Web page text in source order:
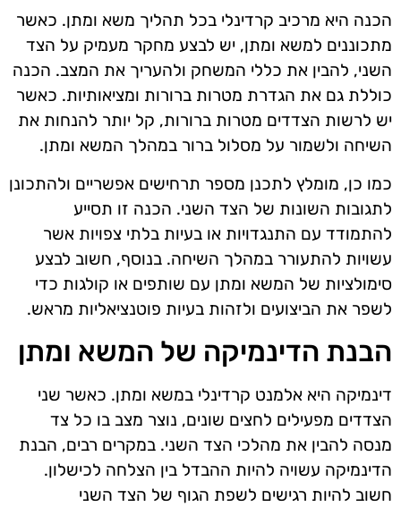
הכנה היא מרכיב קרדינלי בכל תהליך משא ומתן. כאשר
מתכוננים למשא ומתן, יש לבצע מחקר מעמיק על הצד
השני, להבין את כללי המשחק ולהעריך את המצב. הכנה
כוללת גם את הגדרת מטרות ברורות ומציאותיות. כאשר
יש לרשות הצדדים מטרות ברורות, קל יותר להנחות את
השיחה ולשמור על מסלול ברור במהלך המשא ומתן.
כמו כן, מומלץ לתכנן מספר תרחישים אפשריים ולהתכונן
לתגובות השונות של הצד השני. הכנה זו תסייע
להתמודד עם התנגדויות או בעיות בלתי צפויות אשר
עשויות להתעורר במהלך השיחה. בנוסף, חשוב לבצע
סימולציות של המשא ומתן עם שותפים או קולגות כדי
לשפר את הביצועים ולזהות בעיות פוטנציאליות מראש.
הבנת הדינמיקה של המשא ומתן
דינמיקה היא אלמנט קרדינלי במשא ומתן. כאשר שני
הצדדים מפעילים לחצים שונים, נוצר מצב בו כל צד
מנסה להבין את מהלכי הצד השני. במקרים רבים, הבנת
הדינמיקה עשויה להיות ההבדל בין הצלחה לכישלון.
חשוב להיות רגישים לשפת הגוף של הצד השני